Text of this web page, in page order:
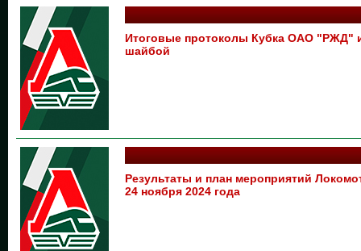
Итоговые протоколы Кубка ОАО
шайбой
Результаты и план мероприятий
24 ноября 2024 года